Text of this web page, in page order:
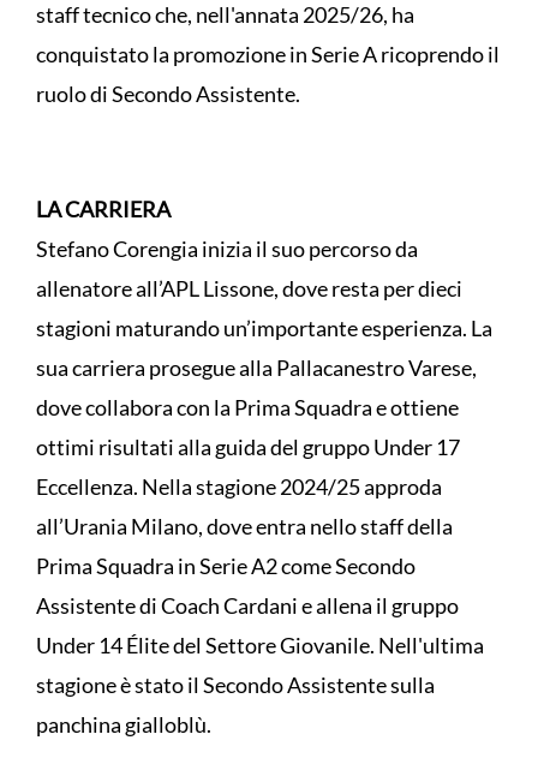
staff tecnico che, nell'annata 2025/26, ha
conquistato la promozione in Serie A ricoprendo il
ruolo di Secondo Assistente.
LA CARRIERA
Stefano Corengia inizia il suo percorso da
allenatore all’APL Lissone, dove resta per dieci
stagioni maturando un’importante esperienza. La
sua carriera prosegue alla Pallacanestro Varese,
dove collabora con la Prima Squadra e ottiene
ottimi risultati alla guida del gruppo Under 17
Eccellenza. Nella stagione 2024/25 approda
all’Urania Milano, dove entra nello staff della
Prima Squadra in Serie A2 come Secondo
Assistente di Coach Cardani e allena il gruppo
Under 14 Élite del Settore Giovanile. Nell'ultima
stagione è stato il Secondo Assistente sulla
panchina gialloblù.